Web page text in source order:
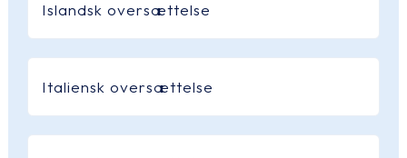
Islandsk oversættelse
Italiensk oversættelse